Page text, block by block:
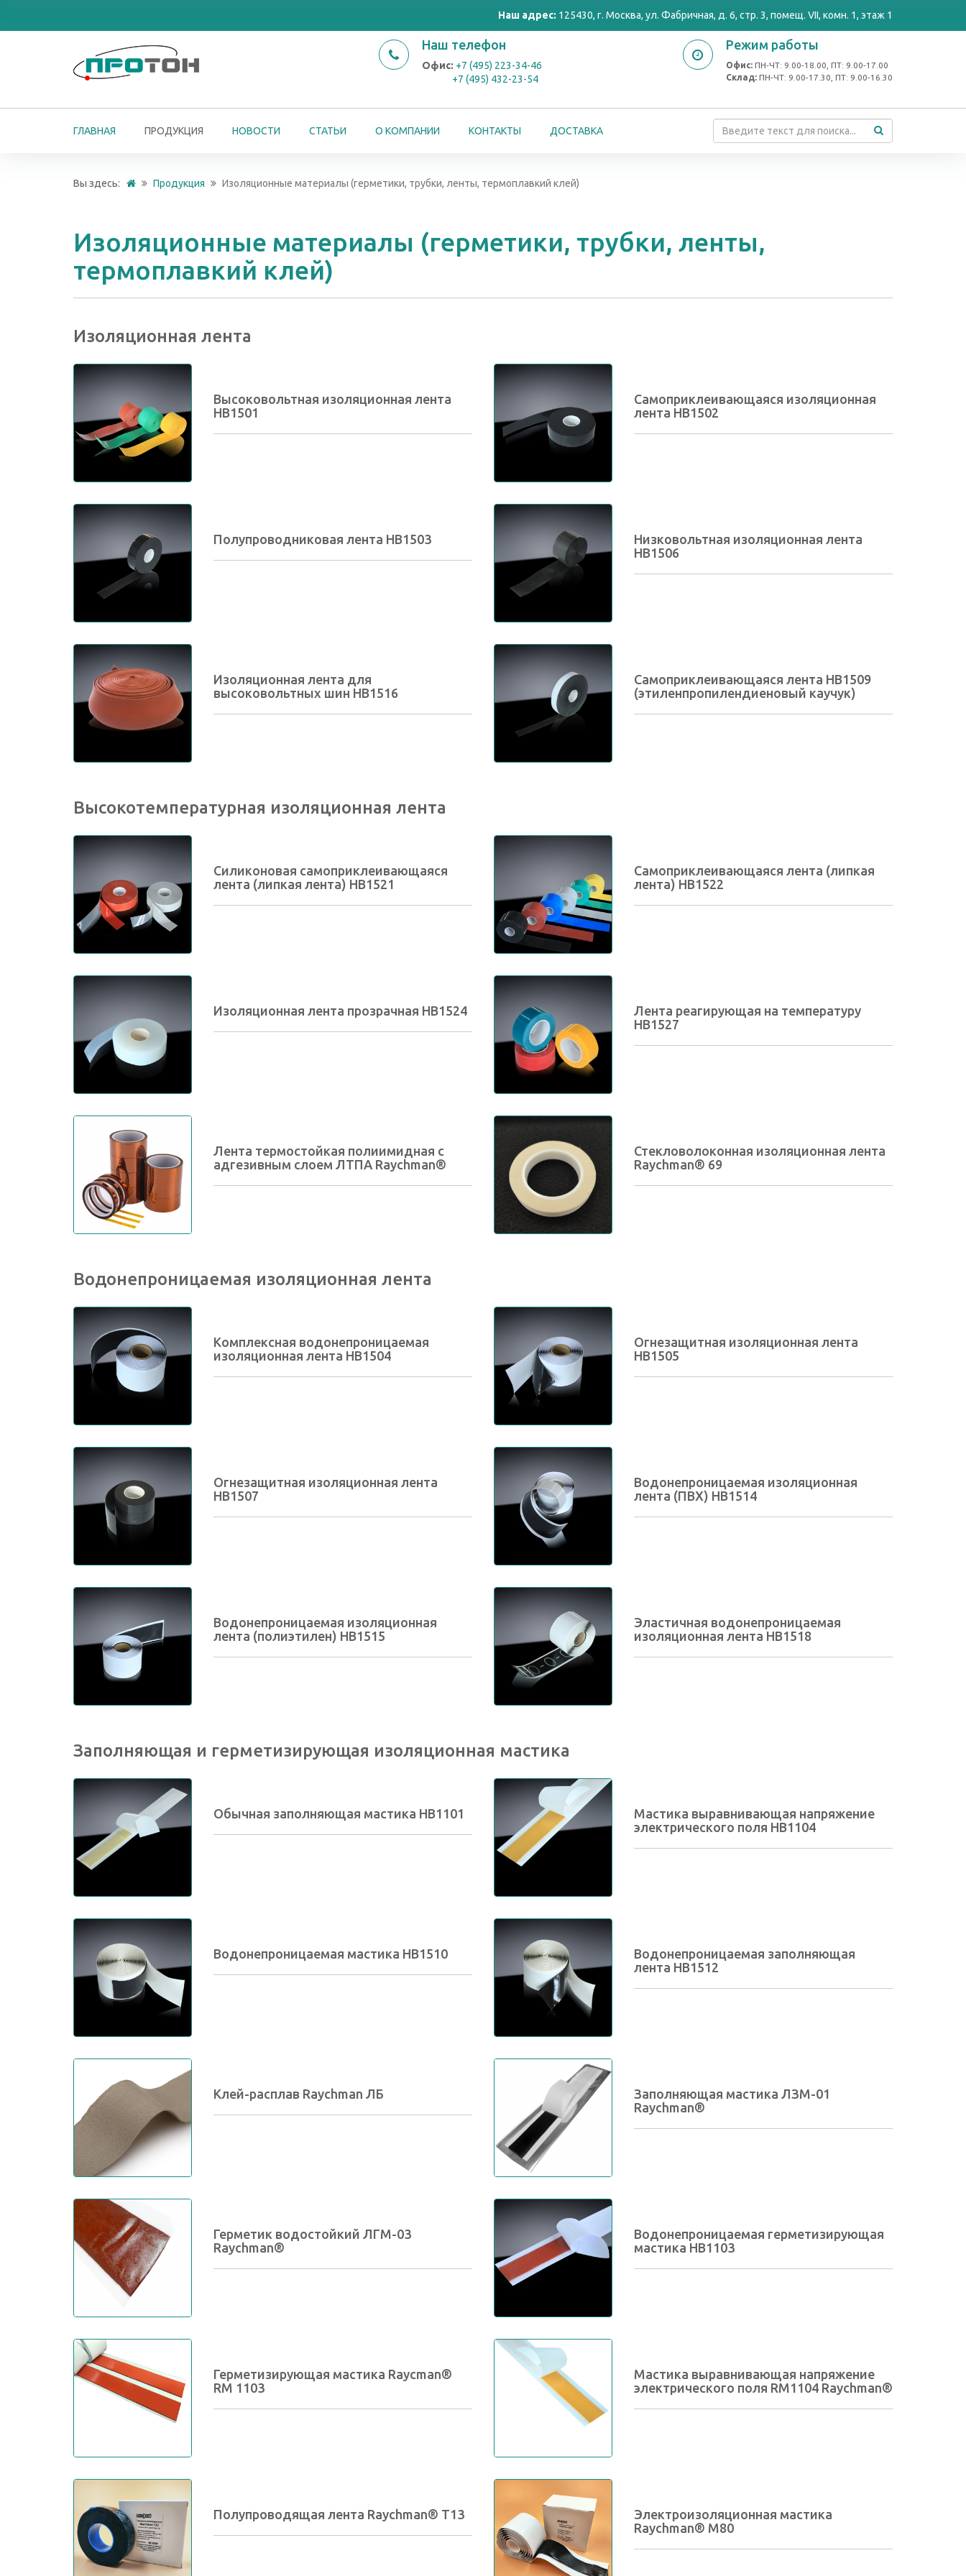
Наш адрес: 125430, г. Москва, ул. Фабричная, д. 6, стр. 3, помещ. VII, комн. 1, этаж 1
Наш телефон
Офис: +7 (495) 223-34-46
+7 (495) 432-23-54
Режим работы
Офис: ПН-ЧТ: 9.00-18.00, ПТ: 9.00-17.00
Cклад: ПН-ЧТ: 9.00-17.30, ПТ: 9.00-16.30
ГЛАВНАЯ ПРОДУКЦИЯ НОВОСТИ СТАТЬИ О КОМПАНИИ КОНТАКТЫ ДОСТАВКА
Вы здесь: Продукция Изоляционные материалы (герметики, трубки, ленты, термоплавкий клей)
Изоляционные материалы (герметики, трубки, ленты,
термоплавкий клей)
Изоляционная лента
Высоковольтная изоляционная лента
HB1501
Самоприклеивающаяся изоляционная
лента HB1502
Полупроводниковая лента HB1503
Низковольтная изоляционная лента
HB1506
Изоляционная лента для
высоковольтных шин HB1516
Самоприклеивающаяся лента HB1509
(этиленпропилендиеновый каучук)
Высокотемпературная изоляционная лента
Силиконовая самоприклеивающаяся
лента (липкая лента) HB1521
Самоприклеивающаяся лента (липкая
лента) HB1522
Изоляционная лента прозрачная HB1524
Лента реагирующая на температуру
HB1527
Лента термостойкая полиимидная с
адгезивным слоем ЛТПА Raychman®
Стекловолоконная изоляционная лента
Raychman® 69
Водонепроницаемая изоляционная лента
Комплексная водонепроницаемая
изоляционная лента HB1504
Огнезащитная изоляционная лента
HB1505
Огнезащитная изоляционная лента
HB1507
Водонепроницаемая изоляционная
лента (ПВХ) HB1514
Водонепроницаемая изоляционная
лента (полиэтилен) HB1515
Эластичная водонепроницаемая
изоляционная лента HB1518
Заполняющая и герметизирующая изоляционная мастика
Обычная заполняющая мастика HB1101
Мастика выравнивающая напряжение
электрического поля HB1104
Водонепроницаемая мастика HB1510
Водонепроницаемая заполняющая
лента HB1512
Клей-расплав Raychman ЛБ
Заполняющая мастика ЛЗМ-01
Raychman®
Герметик водостойкий ЛГМ-03
Raychman®
Водонепроницаемая герметизирующая
мастика HB1103
Герметизирующая мастика Raycman®
RM 1103
Мастика выравнивающая напряжение
электрического поля RM1104 Raychman®
Полупроводящая лента Raychman® Т13
Электроизоляционная мастика
Raychman® М80